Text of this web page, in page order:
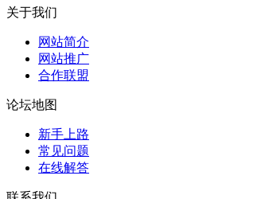
关于我们
网站简介
网站推广
合作联盟
论坛地图
新手上路
常见问题
在线解答